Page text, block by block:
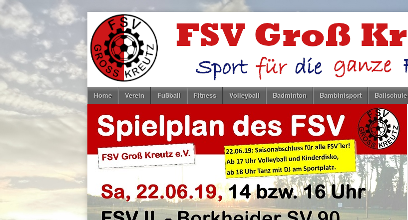
Home Verein Fußball Fitness Volleyball Badminton Bambinisport Ballschule